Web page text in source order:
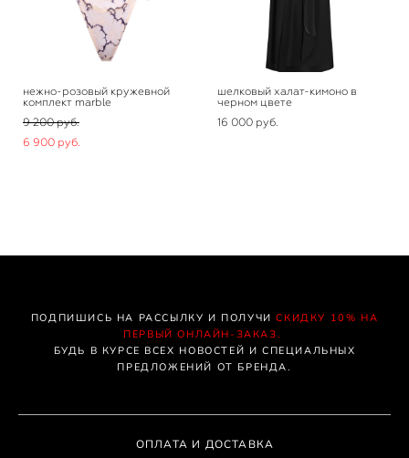
нежно-розовый кружевной
комплект marble
9 200 pуб.
6 900 pуб.
шелковый халат-кимоно в
черном цвете
16 000 pуб.
ПОДПИШИСЬ НА РАССЫЛКУ И ПОЛУЧИСКИДКУ 10% НА
ПЕРВЫЙ ОНЛАЙН-ЗАКАЗ.
БУДЬ В КУРСЕ ВСЕХ НОВОСТЕЙ И СПЕЦИАЛЬНЫХ
ПРЕДЛОЖЕНИЙ ОТ БРЕНДА.
ОПЛАТА И ДОСТАВКА